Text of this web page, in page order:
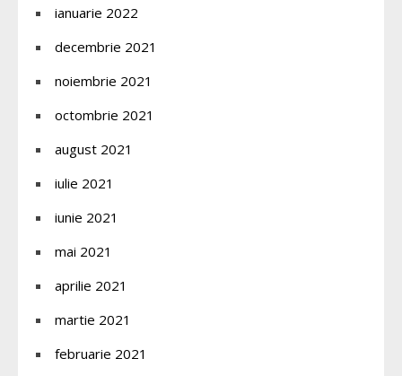
ianuarie 2022
decembrie 2021
noiembrie 2021
octombrie 2021
august 2021
iulie 2021
iunie 2021
mai 2021
aprilie 2021
martie 2021
februarie 2021